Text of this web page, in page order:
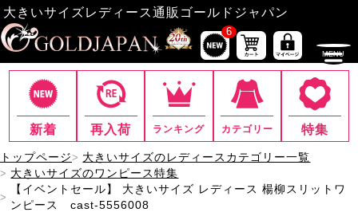
大きいサイズレディース通販ゴールドジャパン
6
新着 再入荷 ランキング カテゴリー 特集
トップページ
大きいサイズのレディースカテゴリー一覧
大きいサイズのワンピース特集
【イベントセール】 大きいサイズ レディース 楊柳スリットワ
ンピース cast-5556008